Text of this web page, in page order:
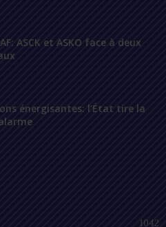
ASCK et ASKO face à deux
énergisantes: l’État tire la
1042